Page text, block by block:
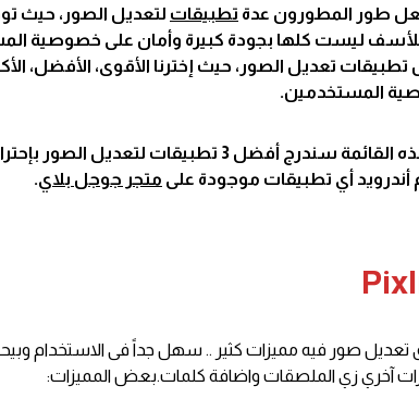
طور المطورون عدة تطبيقات لتعديل الصور، حيث
ليست كلها بجودة كبيرة وأمان على خصوصية
تعديل الصور، حيث إخترنا الأقوى، الأفضل،
المستخدمين.
في هذه القائمة سندرج أفضل 3 تطبيقات
أندرويد أي تطبيقات موجودة على متجر جوجل بلاي.
تعديل صور فيه مميزات كثير .. سهل جداً فى الاستخدام
آخري زي الملصقات واضافة كلمات.بعض المميزات: